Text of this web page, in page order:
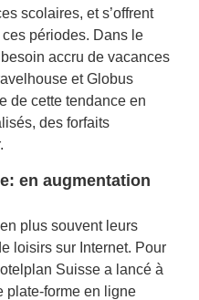
scolaires, et s’offrent
périodes. Dans le
accru de vacances
et Globus
de cette tendance en
des forfaits
en augmentation
plus souvent leurs
loisirs sur Internet. Pour
Suisse a lancé à
plate-forme en ligne